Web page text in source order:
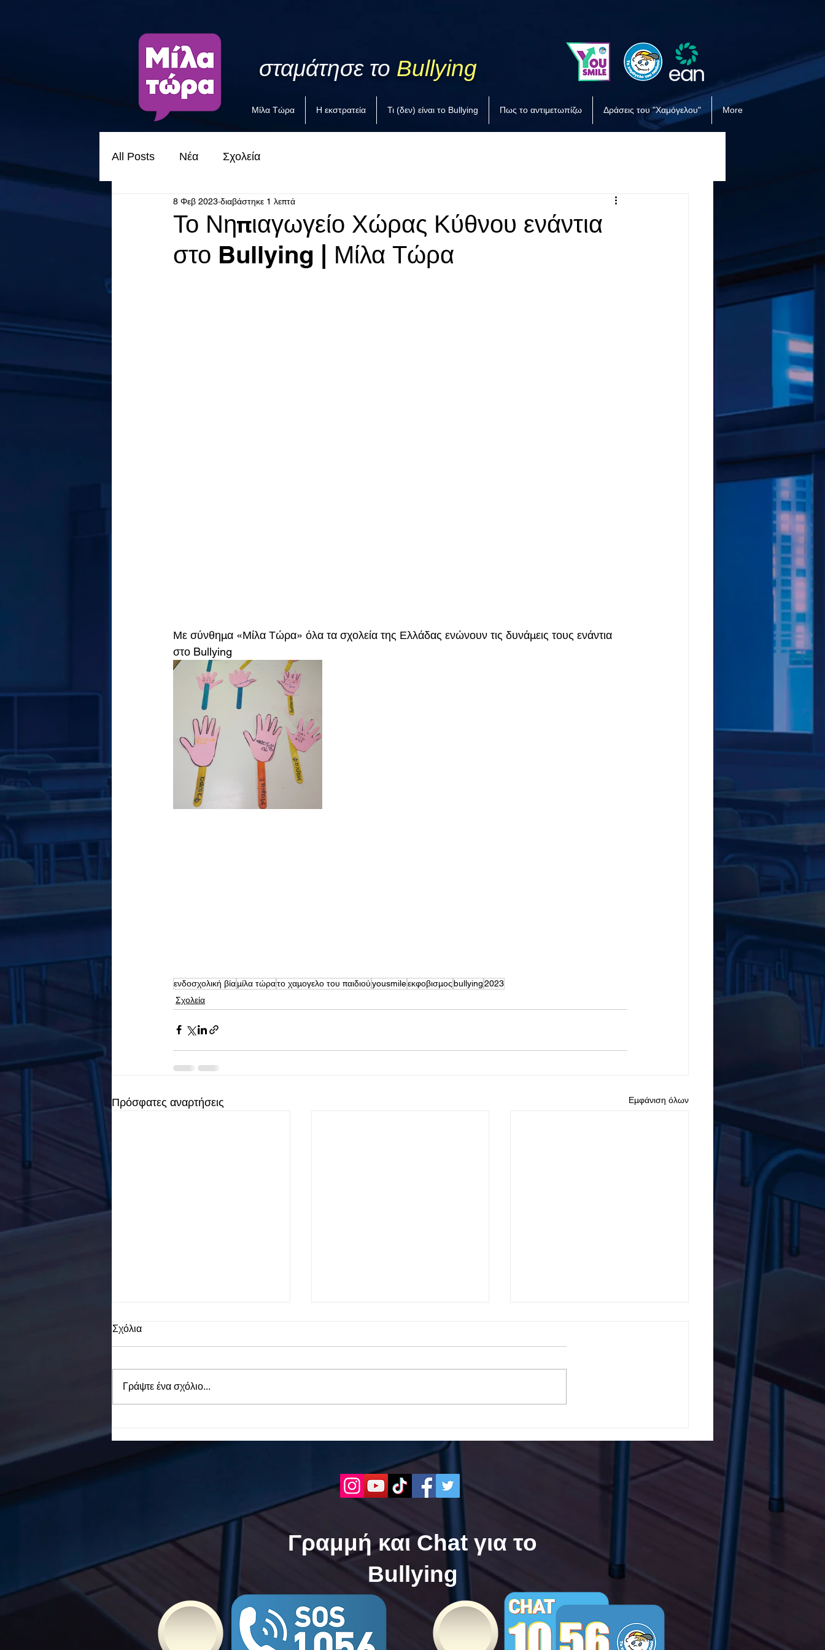
σταμάτησε το Bullying
Μίλα Τώρα Η εκστρατεία Τι (δεν) είναι το Bullying Πως το αντιμετωπίζω Δράσεις του "Χαμόγελου" More
All Posts Νέα Σχολεία
Το Νηπιαγωγείο Χώρας Κύθνου ενάντια
στο Bullying | Μίλα Τώρα
8 Φεβ 2023 διαβάστηκε 1 λεπτά
Με σύνθημα «Μίλα Τώρα» όλα τα σχολεία της Ελλάδας ενώνουν τις δυνάμεις τους ενάντια
στο Bullying
ενδοσχολική βίαμίλα τώρατο χαμογελο του παιδιούyousmileεκφοβισμοςbullying2023
Σχολεία
Πρόσφατες αναρτήσεις Εμφάνιση όλων
Τώρα. Με σύνθημα "Μίλα
Τώρα" όλα τα σχολεία της
Ελλάδας ενώνουν τις
δυνάμεις τους ενάντια στο
Bullying
| Μίλα Τώρα. Με σύνθημα
"Μίλα Τώρα" όλα τα σχολεία
της Ελλάδας ενώνουν τις
Σχόλια
Γράψτε ένα σχόλιο...
Γραμμή και Chat για το
Bullying